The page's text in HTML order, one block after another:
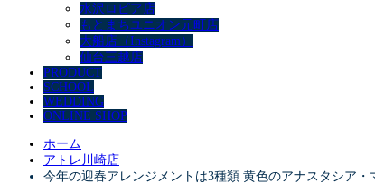
水沢ロピア店
もとまちユニオン元町店
大船店（Instagram）
仙台三越店
PRODUCT
SCHOOL
WEDDING
ONLINE SHOP
ホーム
アトレ川崎店
今年の迎春アレンジメントは3種類 黄色のアナスタシア